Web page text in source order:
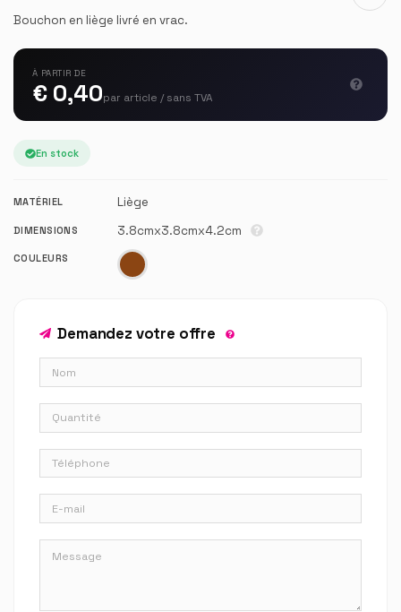
Bouchon en liège livré en vrac.
À PARTIR DE
€ 0,40par article / sans TVA
En stock
MATÉRIEL Liège
DIMENSIONS 3.8cmx3.8cmx4.2cm
COULEURS
Demandez votre offre